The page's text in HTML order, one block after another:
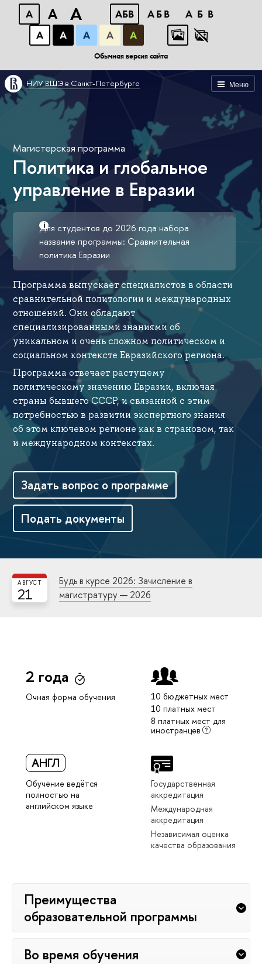
A A A АБВ АБВ
АБВ
А
А А А А
Обычная версия сайта
Меню
НИУ ВШЭ в Санкт-Петербурге
Магистерская программа
Политика и глобальное
управление в Евразии
Для студентов до 2026 года набора
название программы: Сравнительная
политика Евразии
Программа выпускает специалистов в области
сравнительной политологии и международных
отношений. Они обладают
специализированными знаниями об
уникальном и очень сложном политическом и
социальном контексте Евразийского региона.
Программа отвечает растущему
политическому значению Евразии, включая
страны бывшего СССР, и связанной с этим
потребностью в развитии экспертного знания
об этом ключевом регионе как в страновом, так
и международном контекстах.
Задать вопрос о программе
Подать документы
21
АВГУСТ
Будь в курсе 2026: Зачисление в
магистратуру — 2026
2 года
Очная форма обучения
10 бюджетных мест
10 платных мест
8 платных мест для
иностранцев
АНГЛ
Обучение ведётся
полностью на
английском языке
Государственная
аккредитация
Международная
аккредитация
Независимая оценка
качества образования
Преимущества
образовательной программы
Во время обучения